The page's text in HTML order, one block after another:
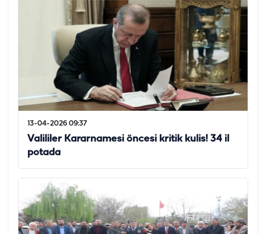
13-04-2026 09:37
Valililer Kararnamesi öncesi kritik kulis! 34 il
potada